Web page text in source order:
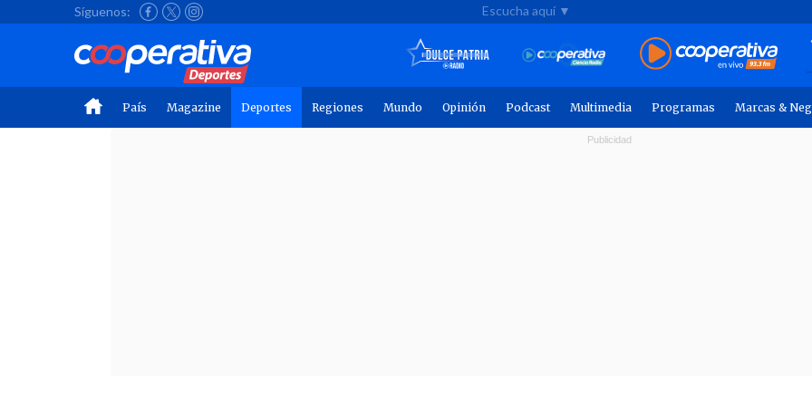
Síguenos: Escucha aquí ▼
País Magazine Deportes Regiones Mundo Opinión Podcast Multimedia Programas Marcas &